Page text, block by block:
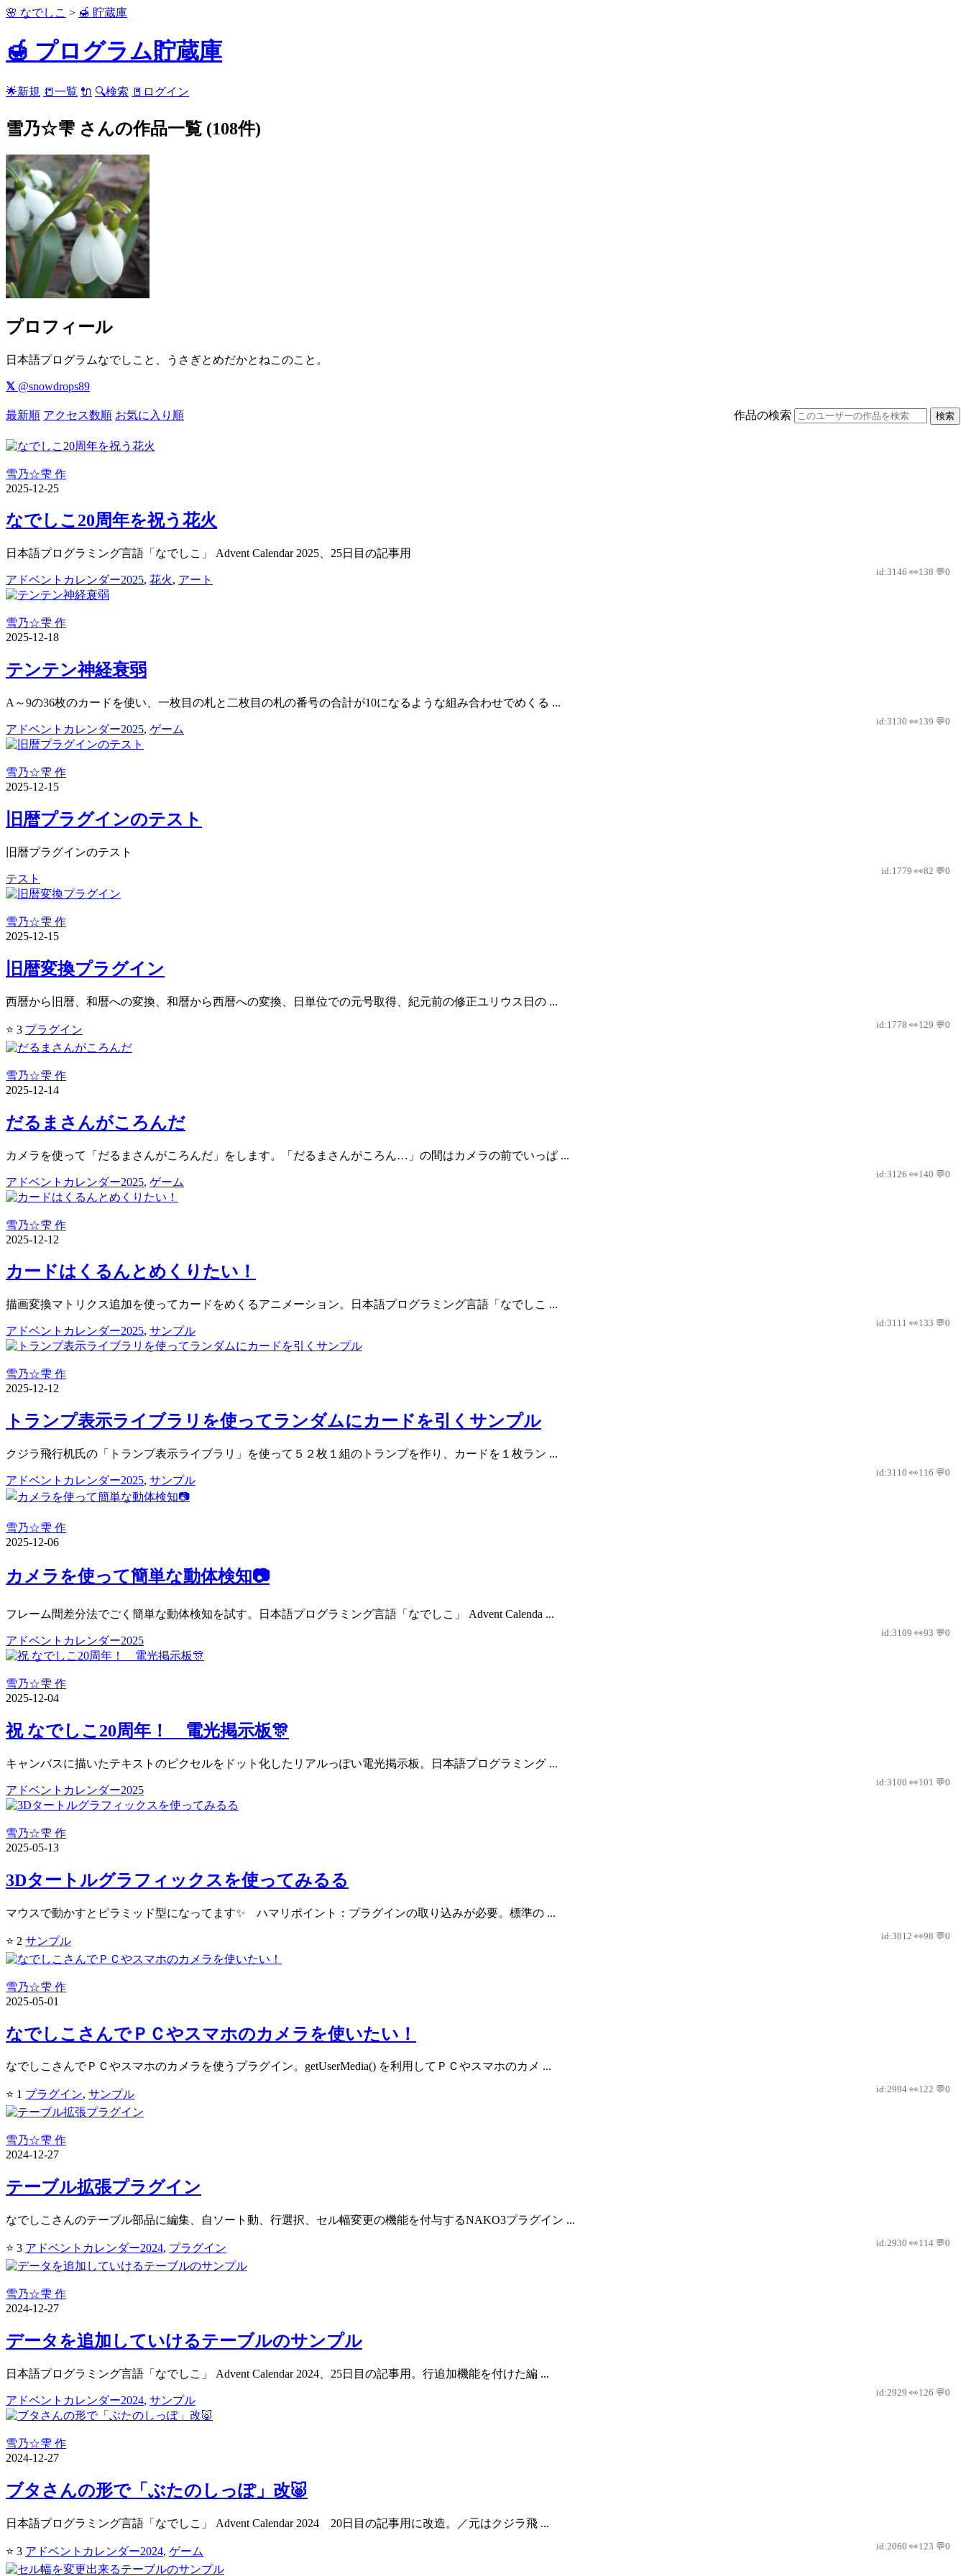
🌸 なでしこ > 🍯 貯蔵庫
🍯 プログラム貯蔵庫
🌟新規 📒一覧 🔌 🔍検索 🚪ログイン
雪乃☆雫 さんの作品一覧 (108件)
プロフィール
日本語プログラムなでしこと、うさぎとめだかとねこのこと。
𝕏 @snowdrops89
最新順 アクセス数順 お気に入り順 作品の検索 検索
雪乃☆雫 作
2025-12-25
なでしこ20周年を祝う花火
日本語プログラミング言語「なでしこ」 Advent Calendar 2025、25日目の記事用
アドベントカレンダー2025, 花火, アート
id:3146 👀138 💬0
雪乃☆雫 作
2025-12-18
テンテン神経衰弱
A～9の36枚のカードを使い、一枚目の札と二枚目の札の番号の合計が10になるような組み合わせでめくる ...
アドベントカレンダー2025, ゲーム
id:3130 👀139 💬0
雪乃☆雫 作
2025-12-15
旧暦プラグインのテスト
旧暦プラグインのテスト
テスト
id:1779 👀82 💬0
雪乃☆雫 作
2025-12-15
旧暦変換プラグイン
西暦から旧暦、和暦への変換、和暦から西暦への変換、日単位での元号取得、紀元前の修正ユリウス日の ...
⭐ 3 プラグイン id:1778 👀129 💬0
雪乃☆雫 作
2025-12-14
だるまさんがころんだ
カメラを使って「だるまさんがころんだ」をします。「だるまさんがころん…」の間はカメラの前でいっぱ ...
アドベントカレンダー2025, ゲーム
id:3126 👀140 💬0
雪乃☆雫 作
2025-12-12
カードはくるんとめくりたい！
描画変換マトリクス追加を使ってカードをめくるアニメーション。日本語プログラミング言語「なでしこ ...
アドベントカレンダー2025, サンプル
id:3111 👀133 💬0
雪乃☆雫 作
2025-12-12
トランプ表示ライブラリを使ってランダムにカードを引くサンプル
クジラ飛行机氏の「トランプ表示ライブラリ」を使って５２枚１組のトランプを作り、カードを１枚ラン ...
アドベントカレンダー2025, サンプル
id:3110 👀116 💬0
雪乃☆雫 作
2025-12-06
カメラを使って簡単な動体検知📷️
フレーム間差分法でごく簡単な動体検知を試す。日本語プログラミング言語「なでしこ」 Advent Calenda ...
アドベントカレンダー2025
id:3109 👀93 💬0
雪乃☆雫 作
2025-12-04
祝 なでしこ20周年！ 電光掲示板🎊️
キャンバスに描いたテキストのピクセルをドット化したリアルっぽい電光掲示板。日本語プログラミング ...
アドベントカレンダー2025
id:3100 👀101 💬0
雪乃☆雫 作
2025-05-13
3Dタートルグラフィックスを使ってみるる
マウスで動かすとピラミッド型になってます✨ ハマリポイント：プラグインの取り込みが必要。標準の ...
⭐ 2 サンプル id:3012 👀98 💬0
雪乃☆雫 作
2025-05-01
なでしこさんでＰＣやスマホのカメラを使いたい！
なでしこさんでＰＣやスマホのカメラを使うプラグイン。getUserMedia() を利用してＰＣやスマホのカメ ...
⭐ 1 プラグイン, サンプル id:2994 👀122 💬0
雪乃☆雫 作
2024-12-27
テーブル拡張プラグイン
なでしこさんのテーブル部品に編集、自ソート動、行選択、セル幅変更の機能を付与するNAKO3プラグイン ...
⭐ 3 アドベントカレンダー2024, プラグイン id:2930 👀114 💬0
雪乃☆雫 作
2024-12-27
データを追加していけるテーブルのサンプル
日本語プログラミング言語「なでしこ」 Advent Calendar 2024、25日目の記事用。行追加機能を付けた編 ...
アドベントカレンダー2024, サンプル
id:2929 👀126 💬0
雪乃☆雫 作
2024-12-27
ブタさんの形で「ぶたのしっぽ」改🐷
日本語プログラミング言語「なでしこ」 Advent Calendar 2024 20日目の記事用に改造。／元はクジラ飛 ...
⭐ 3 アドベントカレンダー2024, ゲーム id:2060 👀123 💬0